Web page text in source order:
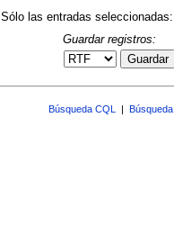
Sólo las entradas seleccionadas:
Guardar registros:
Guardar
Búsqueda CQL